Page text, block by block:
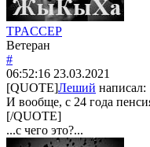
TPACCEP
Ветеран
#
06:52:16 23.03.2021
[QUOTE]Леший написал:
И вообще, с 24 года
[/QUOTE]
...с чего это?...